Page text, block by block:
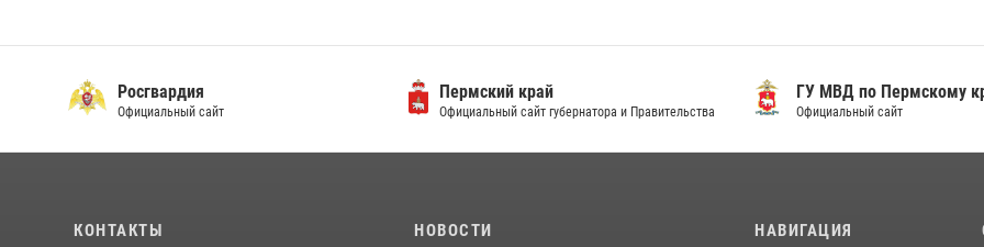
Росгвардия
Официальный сайт
Пермский край
Официальный сайт губернатора и Правительства
ГУ МВД по Пермскому
Официальный сайт
КОНТАКТЫ НОВОСТИ НАВИГАЦИЯ